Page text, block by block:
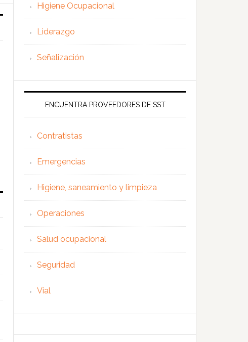
Higiene Ocupacional
Liderazgo
Señalización
ENCUENTRA PROVEEDORES DE SST
Contratistas
Emergencias
Higiene, saneamiento y limpieza
Operaciones
Salud ocupacional
Seguridad
Vial